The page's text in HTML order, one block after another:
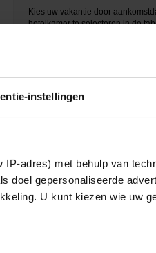
instellingen
adres) met behulp van
doel gepersonaliseerde
U kunt kiezen wie uw
Kies uw vakantie door
hotelkamer te selecteren in de